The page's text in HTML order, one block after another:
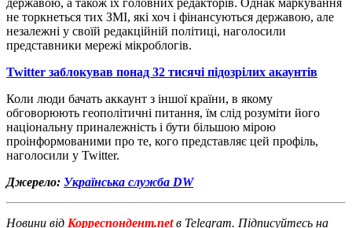
не торкнеться тих ЗМІ, які хоч і фінансуються державою, але
незалежні у своїй редакційній політиці, наголосили
представники мережі мікроблогів.
Twitter заблокував понад 32 тисячі підозрілих акаунтів
Коли люди бачать аккаунт з іншої країни, в якому
обговорюють геополітичні питання, їм слід розуміти його
національну приналежність і бути більшою мірою
проінформованими про те, кого представляє цей профіль,
наголосили у Twitter.
Джерело: Українська служба DW
Новини від Корреспондент.netв Telegram. Підписуйтесь на